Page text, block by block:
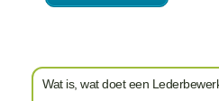
Wat is, wat doet een